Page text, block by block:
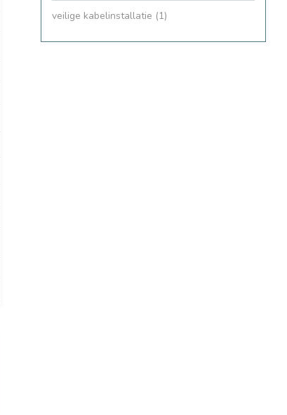
veilige kabelinstallatie (1)